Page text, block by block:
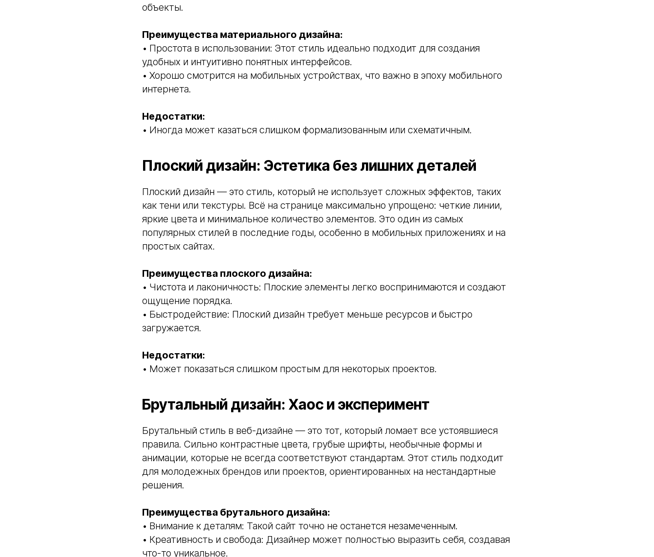
объекты.
Преимущества материального дизайна:
• Простота в использовании: Этот стиль идеально подходит для создания
удобных и интуитивно понятных интерфейсов.
• Хорошо смотрится на мобильных устройствах, что важно в эпоху мобильного
интернета.
Недостатки:
• Иногда может казаться слишком формализованным или схематичным.
Плоский дизайн: Эстетика без лишних деталей
Плоский дизайн — это стиль, который не использует сложных эффектов, таких
как тени или текстуры. Всё на странице максимально упрощено: четкие линии,
яркие цвета и минимальное количество элементов. Это один из самых
популярных стилей в последние годы, особенно в мобильных приложениях и на
простых сайтах.
Преимущества плоского дизайна:
• Чистота и лаконичность: Плоские элементы легко воспринимаются и создают
ощущение порядка.
• Быстродействие: Плоский дизайн требует меньше ресурсов и быстро
загружается.
Недостатки:
• Может показаться слишком простым для некоторых проектов.
Брутальный дизайн: Хаос и эксперимент
Брутальный стиль в веб-дизайне — это тот, который ломает все устоявшиеся
правила. Сильно контрастные цвета, грубые шрифты, необычные формы и
анимации, которые не всегда соответствуют стандартам. Этот стиль подходит
для молодежных брендов или проектов, ориентированных на нестандартные
решения.
Преимущества брутального дизайна:
• Внимание к деталям: Такой сайт точно не останется незамеченным.
• Креативность и свобода: Дизайнер может полностью выразить себя, создавая
что-то уникальное.